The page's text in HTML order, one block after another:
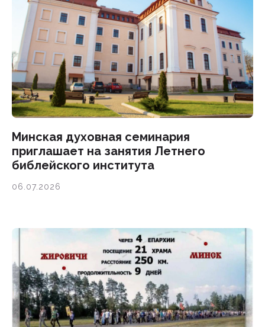
Минская духовная семинария
приглашает на занятия Летнего
библейского института
06.07.2026